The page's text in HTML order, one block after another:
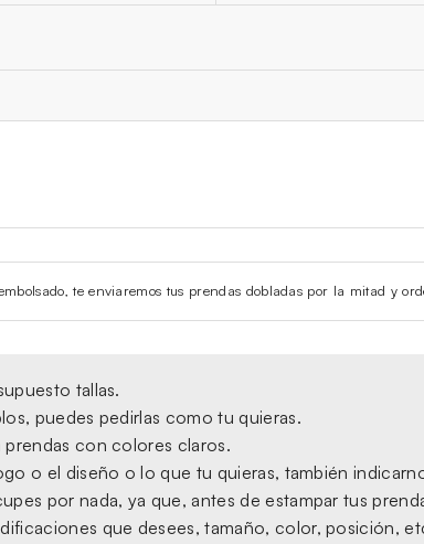
te enviaremos tus prendas dobladas por la mitad y
tallas.
puedes pedirlas como tu quieras.
con colores claros.
o el diseño o lo que tu quieras, también
por nada, ya que, antes de estampar tus
que desees, tamaño, color, posición,